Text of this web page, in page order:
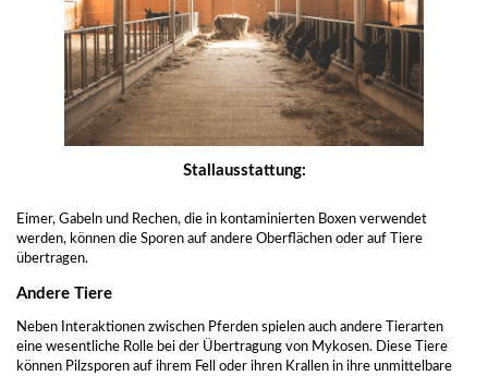
Stallausstattung:
Eimer, Gabeln und Rechen, die in kontaminierten Boxen verwendet
werden, können die Sporen auf andere Oberflächen oder auf Tiere
übertragen.
Andere Tiere
Neben Interaktionen zwischen Pferden spielen auch andere Tierarten
eine wesentliche Rolle bei der Übertragung von Mykosen. Diese Tiere
können Pilzsporen auf ihrem Fell oder ihren Krallen in ihre unmittelbare